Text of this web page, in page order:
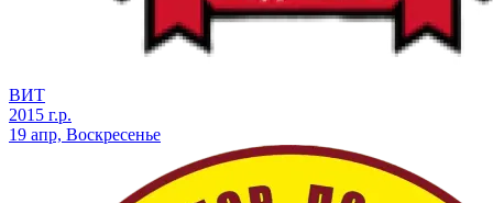
ВИТ
2015 г.р.
19 апр, Воскресенье